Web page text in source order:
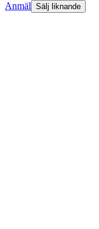
Anmäl Sälj liknande